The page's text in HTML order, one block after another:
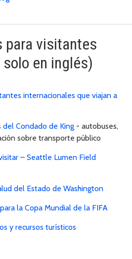
para visitantes
en inglés)
internacionales que viajan a
del Condado de King - autobuses,
sobre transporte público
– Seattle Lumen Field
del Estado de Washington
la Copa Mundial de la FIFA
y recursos turísticos